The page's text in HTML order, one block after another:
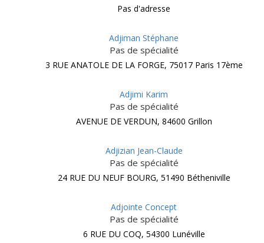
Pas d'adresse
Adjiman Stéphane
Pas de spécialité
3 RUE ANATOLE DE LA FORGE, 75017 Paris 17ème
Adjimi Karim
Pas de spécialité
AVENUE DE VERDUN, 84600 Grillon
Adjizian Jean-Claude
Pas de spécialité
24 RUE DU NEUF BOURG, 51490 Bétheniville
Adjointe Concept
Pas de spécialité
6 RUE DU COQ, 54300 Lunéville